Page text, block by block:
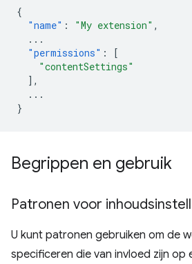
{
"name" : "My extension" ,
...
"permissions" :
[
"contentSettings"
],
...
}
Begrippen en gebruik
Patronen voor
U kunt patronen gebruiken om de
specificeren die van invloed zijn op